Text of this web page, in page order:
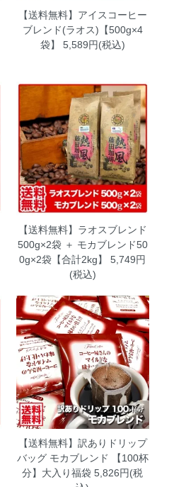
【送料無料】アイスコーヒー
ブレンド(ラオス)【500g×4
袋】
5,589円(税込)
【送料無料】ラオスブレンド
500g×2袋 ＋ モカブレンド50
0g×2袋【合計2kg】
5,749円
(税込)
【送料無料】訳ありドリップ
バッグ モカブレンド 【100杯
分】大入り福袋5,826円(税